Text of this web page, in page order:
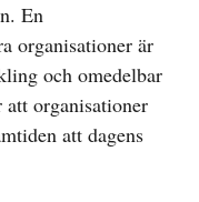
En
organisationer är
och omedelbar
organisationer
att dagens